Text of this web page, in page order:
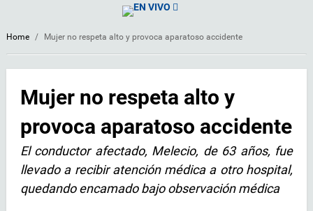
EN VIVO
Home / Mujer no respeta alto y provoca aparatoso accidente
Mujer no respeta alto y
provoca aparatoso accidente
El conductor afectado, Melecio, de 63 años, fue
llevado a recibir atención médica a otro hospital,
quedando encamado bajo observación médica